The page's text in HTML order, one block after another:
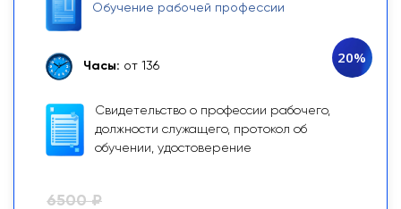
Обучение рабочей профессии
Часы: от 136
Свидетельство о профессии рабочего,
должности служащего, протокол об
обучении, удостоверение
20%
6500 ₽